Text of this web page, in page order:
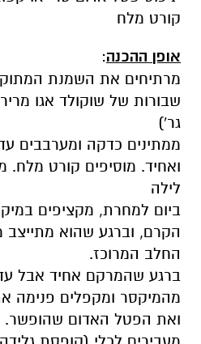
קורט מלח
אופן ההכנה:
מרתיחים את השמנת המתוקה
גר')
ממתינים כדקה ומערבבים
לילה
ביום למחרת, מקציפים
הקרם, וברגע שהוא מתייצב
החלב המרוכז.
ברגע שהמרקם אחיד אבל
מהמיקסר ומקפלים פנימה
ואת הפטל האדום שהופשר.